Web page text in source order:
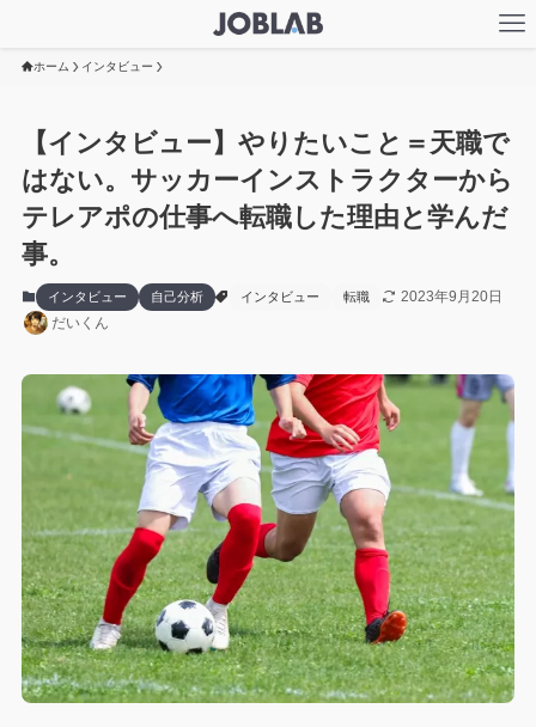
ホーム インタビュー
【インタビュー】やりたいこと＝天職で
はない。サッカーインストラクターから
テレアポの仕事へ転職した理由と学んだ
事。
インタビュー 自己分析 インタビュー 転職
2023年9月20日
だいくん